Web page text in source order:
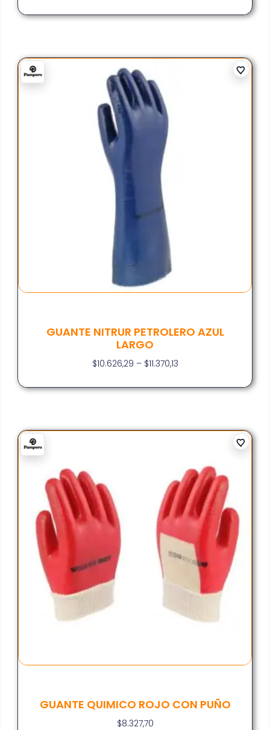
GUANTE NITRUR PETROLERO AZUL
LARGO
$10.626,29 – $11.370,13
GUANTE QUIMICO ROJO CON PUÑO
$8.327,70